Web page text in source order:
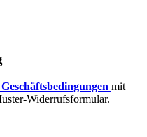
mit
Widerrufsformular.